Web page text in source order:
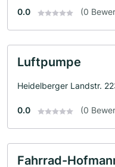
0.0 (0
Luftpumpe
Heidelberger Landstr.
0.0 (0
Fahrrad-